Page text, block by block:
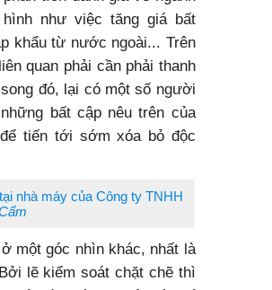
tích đánh giá về ngành
như việc tăng giá bất
khẩu từ nước ngoài... Trên
quan phải cần phải thanh
đó, lại có một số người
bất cập nêu trên của
tiến tới sớm xóa bỏ độc
nhà máy của Công ty TNHH
một góc nhìn khác, nhất là